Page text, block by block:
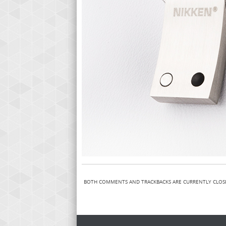
BOTH COMMENTS AND TRACKBACKS ARE CURRENTLY